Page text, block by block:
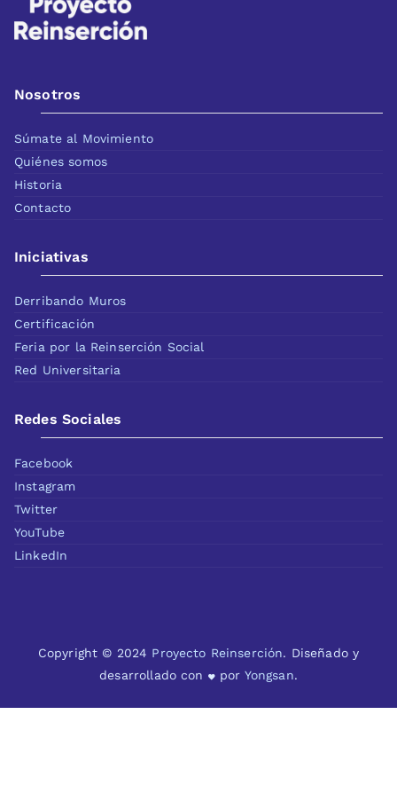
Nosotros
Súmate al Movimiento
Quiénes somos
Historia
Contacto
Iniciativas
Derribando Muros
Certificación
Feria por la Reinserción Social
Red Universitaria
Redes Sociales
Facebook
Instagram
Twitter
YouTube
LinkedIn
Copyright © 2024 Proyecto Reinserción. Diseñado y
desarrollado con
por Yongsan.